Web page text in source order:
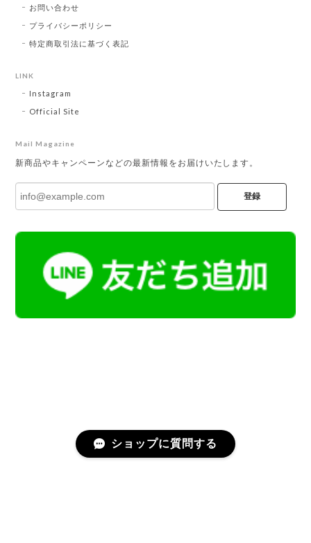
お問い合わせ
プライバシーポリシー
特定商取引法に基づく表記
LINK
Instagram
Official Site
Mail Magazine
新商品やキャンペーンなどの最新情報をお届けいたします。
登録
ショップに質問する